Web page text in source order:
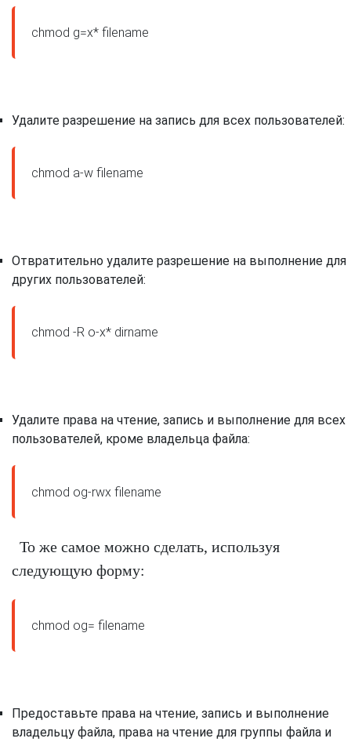
Удалите разрешение на запись для всех пользователей:
Отвратительно удалите разрешение на выполнение для
других пользователей:
Удалите права на чтение, запись и выполнение для всех
пользователей, кроме владельца файла:
То же самое можно сделать, используя
следующую форму:
Предоставьте права на чтение, запись и выполнение
владельцу файла, права на чтение для группы файла и